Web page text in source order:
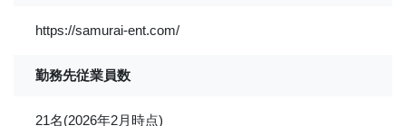
https://samurai-ent.com/
勤務先従業員数
21名(2026年2月時点)